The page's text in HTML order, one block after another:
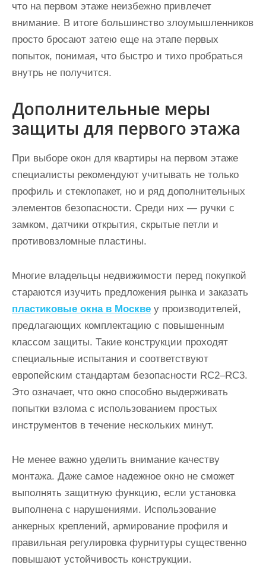
что на первом этаже неизбежно привлечет
внимание. В итоге большинство злоумышленников
просто бросают затею еще на этапе первых
попыток, понимая, что быстро и тихо пробраться
внутрь не получится.
Дополнительные меры
защиты для первого этажа
При выборе окон для квартиры на первом этаже
специалисты рекомендуют учитывать не только
профиль и стеклопакет, но и ряд дополнительных
элементов безопасности. Среди них — ручки с
замком, датчики открытия, скрытые петли и
противовзломные пластины.
Многие владельцы недвижимости перед покупкой
стараются изучить предложения рынка и заказать
пластиковые окна в Москве у производителей,
предлагающих комплектацию с повышенным
классом защиты. Такие конструкции проходят
специальные испытания и соответствуют
европейским стандартам безопасности RC2–RC3.
Это означает, что окно способно выдерживать
попытки взлома с использованием простых
инструментов в течение нескольких минут.
Не менее важно уделить внимание качеству
монтажа. Даже самое надежное окно не сможет
выполнять защитную функцию, если установка
выполнена с нарушениями. Использование
анкерных креплений, армирование профиля и
правильная регулировка фурнитуры существенно
повышают устойчивость конструкции.